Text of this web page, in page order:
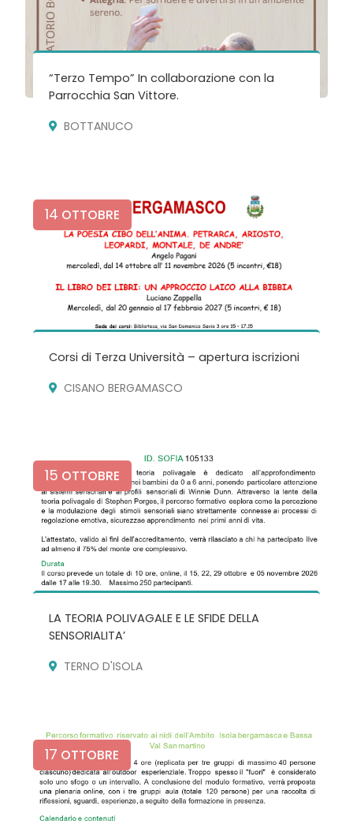
“Terzo Tempo” In collaborazione con la
Parrocchia San Vittore.
BOTTANUCO
14 OTTOBRE
Corsi di Terza Università – apertura iscrizioni
CISANO BERGAMASCO
15 OTTOBRE
LA TEORIA POLIVAGALE E LE SFIDE DELLA
SENSORIALITA’
TERNO D'ISOLA
17 OTTOBRE